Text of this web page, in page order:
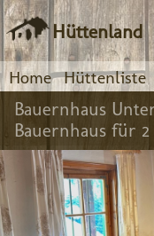
Hüttenland
Home Hüttenliste
Bauernhaus
Bauernhaus für